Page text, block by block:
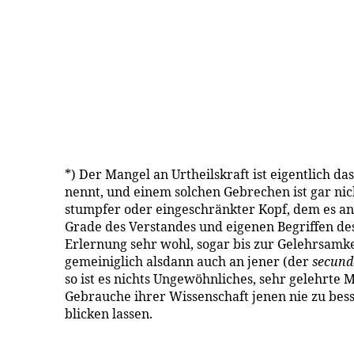
*) Der Mangel an Urtheilskraft ist eigentlich
nennt, und einem solchen Gebrechen ist gar
stumpfer oder eingeschränkter Kopf, dem es
Grade des Verstandes und eigenen Begriffen
Erlernung sehr wohl, sogar bis zur
gemeiniglich alsdann auch an jener (der
so ist es nichts Ungewöhnliches, sehr gelehrte
Gebrauche ihrer Wissenschaft jenen nie zu
blicken lassen.